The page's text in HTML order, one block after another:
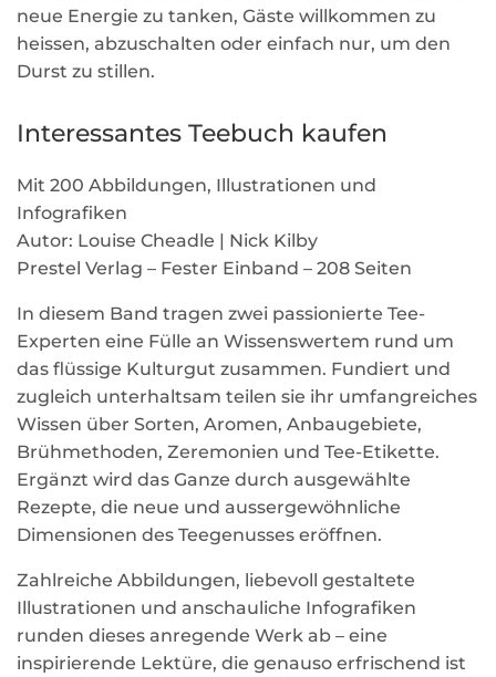
neue Energie zu tanken, Gäste willkommen zu
heissen, abzuschalten oder einfach nur, um den
Durst zu stillen.
Interessantes Teebuch kaufen
Mit 200 Abbildungen, Illustrationen und
Infografiken
Autor: Louise Cheadle | Nick Kilby
Prestel Verlag – Fester Einband – 208 Seiten
In diesem Band tragen zwei passionierte Tee-
Experten eine Fülle an Wissenswertem rund um
das flüssige Kulturgut zusammen. Fundiert und
zugleich unterhaltsam teilen sie ihr umfangreiches
Wissen über Sorten, Aromen, Anbaugebiete,
Brühmethoden, Zeremonien und Tee-Etikette.
Ergänzt wird das Ganze durch ausgewählte
Rezepte, die neue und aussergewöhnliche
Dimensionen des Teegenusses eröffnen.
Zahlreiche Abbildungen, liebevoll gestaltete
Illustrationen und anschauliche Infografiken
runden dieses anregende Werk ab – eine
inspirierende Lektüre, die genauso erfrischend ist